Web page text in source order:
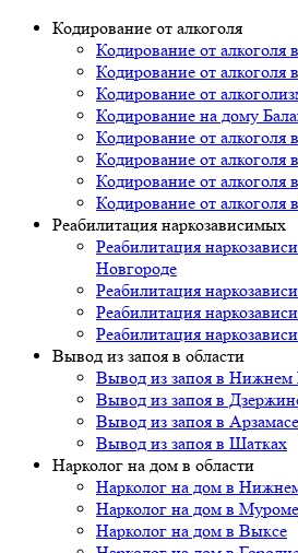
Кодирование от алкоголя
Кодирование от
Кодирование от алкоголя
Кодирование от
Кодирование на дому
Кодирование от алкоголя
Кодирование от алкоголя
Кодирование от алкоголя
Кодирование от алкоголя
Реабилитация наркозависимых
Реабилитация
Новгороде
Реабилитация
Реабилитация
Реабилитация
Вывод из запоя в области
Вывод из запоя в Нижнем
Вывод из запоя в
Вывод из запоя в Арзамасе
Вывод из запоя в Шатках
Нарколог на дом в области
Нарколог на дом в
Нарколог на дом в Муроме
Нарколог на дом в Выксе